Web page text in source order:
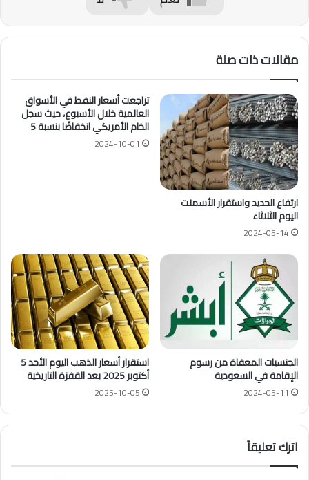
مقالات ذات صلة
ارتفاع الحديد واستقرار الأسمنت
اليوم الثلاثاء
2024-05-14
تراجعت أسعار النفط في الأسواق
العالمية خلال الأسبوع، حيث سجل
الخام الأمريكي انخفاضًا بنسبة 5
2024-10-01
الجنسيات المعفاة من رسوم
الإقامة في السعودية
2024-05-11
استقرار أسعار الذهب اليوم الأحد 5
أكتوبر 2025 بعد القفزة التاريخية
2025-10-05
اترك تعليقاً